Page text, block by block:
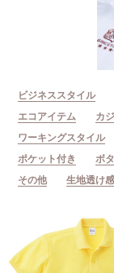
ビジネススタイル
エコアイテム
カ
ワーキングスタイル
ポケット付き
ボ
その他 生地透け